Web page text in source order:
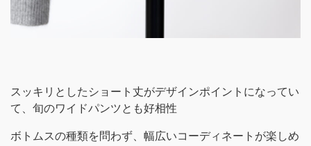
スッキリとしたショート丈がデザインポイントになってい
て、旬のワイドパンツとも好相性
ボトムスの種類を問わず、幅広いコーディネートが楽しめ